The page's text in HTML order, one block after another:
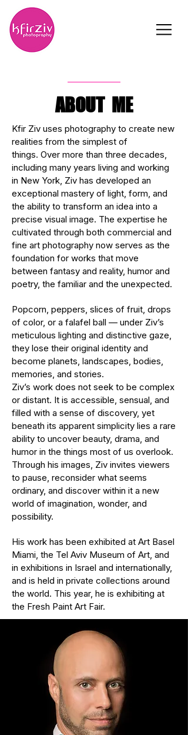
ABOUT ME
Kfir Ziv uses photography to create new
realities from the simplest of
things. Over more than three decades,
including many years living and working
in New York, Ziv has developed an
exceptional mastery of light, form, and
the ability to transform an idea into a
precise visual image. The expertise he
cultivated through both commercial and
fine art photography now serves as the
foundation for works that move
between fantasy and reality, humor and
poetry, the familiar and the unexpected.
Popcorn, peppers, slices of fruit, drops
of color, or a falafel ball — under Ziv’s
meticulous lighting and distinctive gaze,
they lose their original identity and
become planets, landscapes, bodies,
memories, and stories.
Ziv’s work does not seek to be complex
or distant. It is accessible, sensual, and
filled with a sense of discovery, yet
beneath its apparent simplicity lies a rare
ability to uncover beauty, drama, and
humor in the things most of us overlook.
Through his images, Ziv invites viewers
to pause, reconsider what seems
ordinary, and discover within it a new
world of imagination, wonder, and
possibility.
His work has been exhibited at Art Basel
Miami, the Tel Aviv Museum of Art, and
in exhibitions in Israel and internationally,
and is held in private collections around
the world. This year, he is exhibiting at
the Fresh Paint Art Fair.